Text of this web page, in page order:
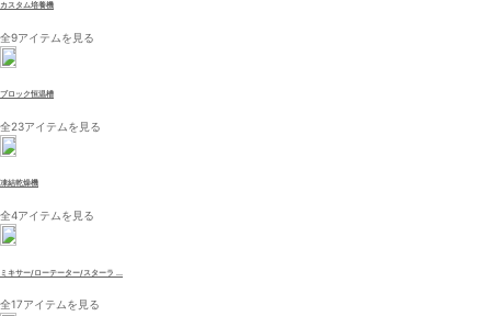
カスタム培養機
全9アイテムを見る
ブロック恒温槽
全23アイテムを見る
凍結乾燥機
全4アイテムを見る
ミキサー/ローテーター/スターラ ...
全17アイテムを見る